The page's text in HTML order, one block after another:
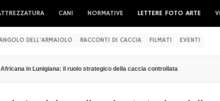
CANI NORMATIVE LETTERE FOTO ARTE
DELL'ARMAIOLO RACCONTI DI CACCIA FILMATI EVENTI
in Lunigiana: il ruolo strategico della caccia controllata